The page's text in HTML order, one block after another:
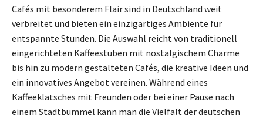
Cafés mit besonderem Flair sind in Deutschland weit
verbreitet und bieten ein einzigartiges Ambiente für
entspannte Stunden. Die Auswahl reicht von traditionell
eingerichteten Kaffeestuben mit nostalgischem Charme
bis hin zu modern gestalteten Cafés, die kreative Ideen und
ein innovatives Angebot vereinen. Während eines
Kaffeeklatsches mit Freunden oder bei einer Pause nach
einem Stadtbummel kann man die Vielfalt der deutschen